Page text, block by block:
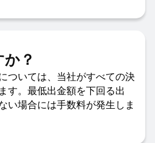
？
ついては、当社がすべての決
す。最低出金額を下回る出
い場合には手数料が発生しま